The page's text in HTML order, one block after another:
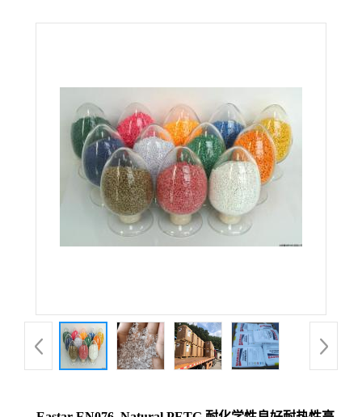
品
展